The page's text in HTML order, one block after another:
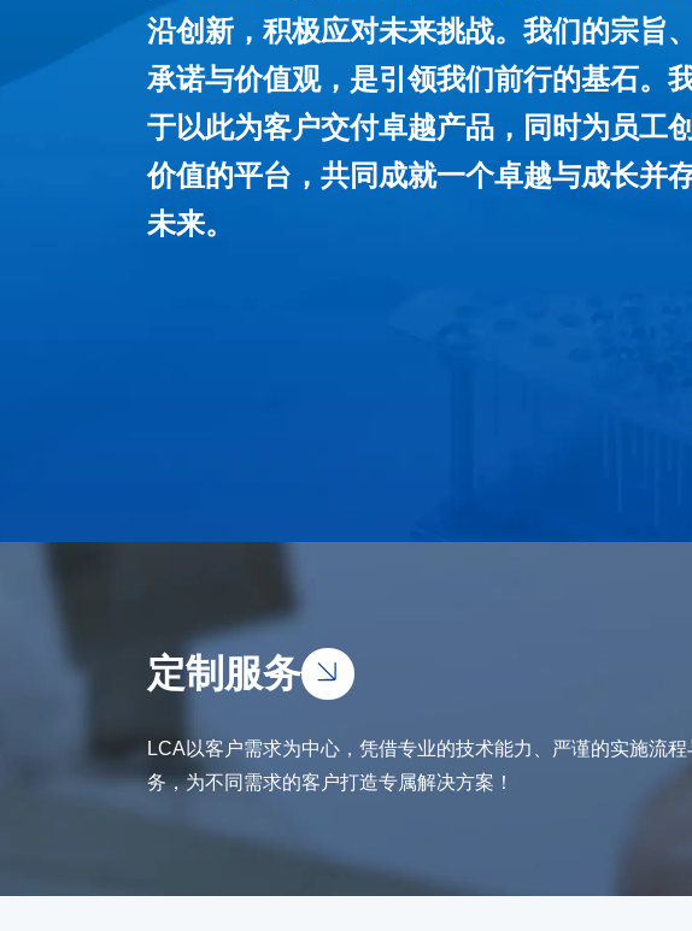
沿创新，积极应对未来挑战。我们的宗旨、
承诺与价值观，是引领我们前行的基石。
于以此为客户交付卓越产品，同时为员工
价值的平台，共同成就一个卓越与成长并
未来。
定制服务
LCA以客户需求为中心，凭借专业的技术能力、严谨的实施流
务，为不同需求的客户打造专属解决方案！